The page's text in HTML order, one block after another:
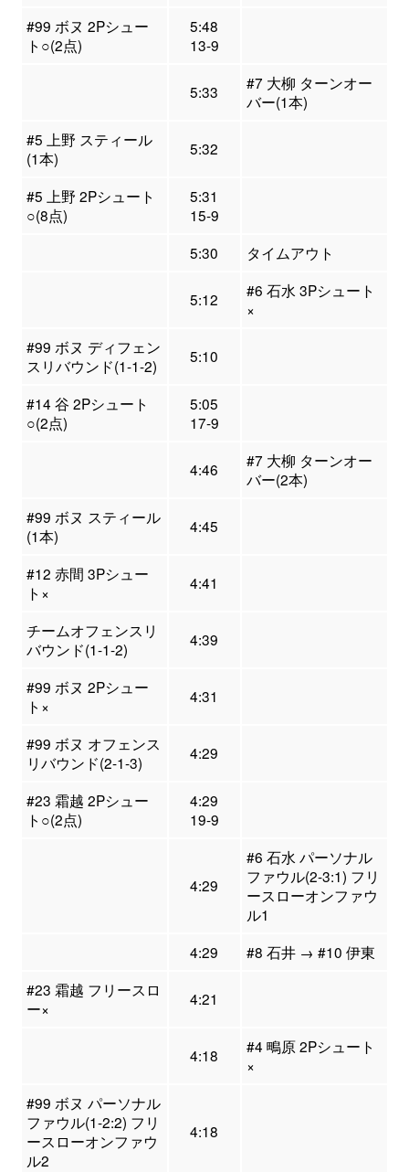
#99 ボヌ 2Pシュー
ト○(2点)
5:48
13-9
5:33
#7 大柳 ターンオー
バー(1本)
#5 上野 スティール
(1本)
5:32
#5 上野 2Pシュート
○(8点)
5:31
15-9
5:30
タイムアウト
5:12
#6 石水 3Pシュート
×
#99 ボヌ ディフェン
スリバウンド(1-1-2)
5:10
#14 谷 2Pシュート
○(2点)
5:05
17-9
4:46
#7 大柳 ターンオー
バー(2本)
#99 ボヌ スティール
(1本)
4:45
#12 赤間 3Pシュー
ト×
4:41
チームオフェンスリ
バウンド(1-1-2)
4:39
#99 ボヌ 2Pシュー
ト×
4:31
#99 ボヌ オフェンス
リバウンド(2-1-3)
4:29
#23 霜越 2Pシュー
ト○(2点)
4:29
19-9
4:29
#6 石水 パーソナル
ファウル(2-3:1) フリ
ースローオンファウ
ル1
4:29
#8 石井 → #10 伊東
#23 霜越 フリースロ
ー×
4:21
4:18
#4 鴫原 2Pシュート
×
#99 ボヌ パーソナル
ファウル(1-2:2) フリ
ースローオンファウ
ル2
4:18